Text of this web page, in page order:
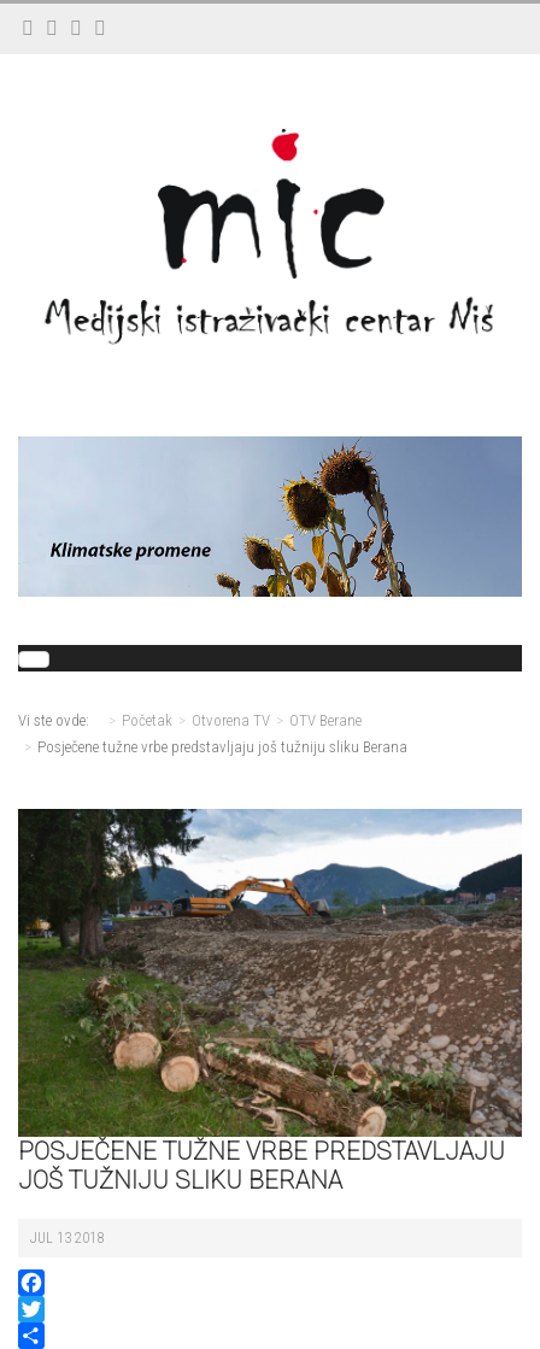
Vi ste ovde: Početak Otvorena TV
OTV Berane
Posječene tužne vrbe predstavljaju još tužniju sliku Berana
POSJEČENE TUŽNE VRBE PREDSTAVLJAJU
JOŠ TUŽNIJU SLIKU BERANA
JUL 13 2018
Facebook
Twitter